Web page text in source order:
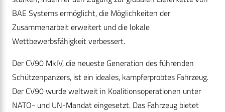
BAE Systems ermöglicht, die Möglichkeiten der
Zusammenarbeit erweitert und die lokale
Wettbewerbsfähigkeit verbessert.
Der CV90 MkIV, die neueste Generation des führenden
Schützenpanzers, ist ein ideales, kampferprobtes Fahrzeug.
Der CV90 wurde weltweit in Koalitionsoperationen unter
NATO- und UN-Mandat eingesetzt. Das Fahrzeug bietet